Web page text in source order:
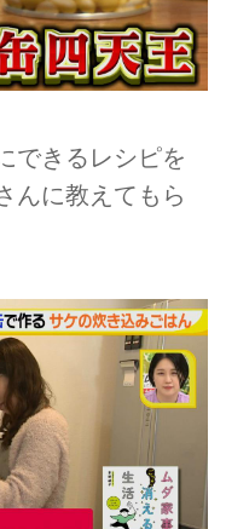
できるレシピを
んに教えてもら